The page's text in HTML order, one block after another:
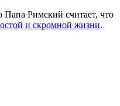
Папа Римский считает, что
и скромной жизни.